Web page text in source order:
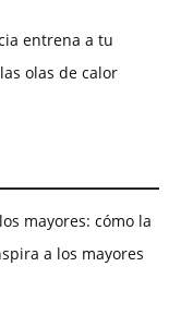
entrena a tu
olas de calor
mayores: cómo la
a los mayores